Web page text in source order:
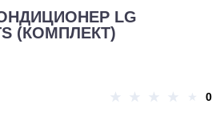
LG
(КОМПЛЕКТ)
0